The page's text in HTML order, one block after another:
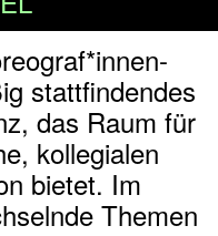
stattfindendes
das Raum für
kollegialen
bietet. Im
Themen